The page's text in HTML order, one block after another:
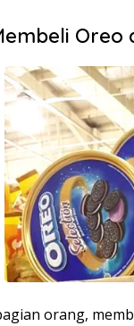
orang,